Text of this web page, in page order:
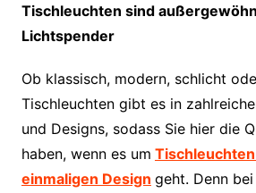
Tischleuchten sind
Lichtspender
Ob klassisch, modern, schlicht
Tischleuchten gibt es in
und Designs, sodass Sie hier die
haben, wenn es um
einmaligen Design geht. Denn